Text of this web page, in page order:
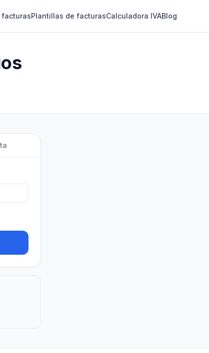
facturasPlantillas de facturasCalculadora IVABlog